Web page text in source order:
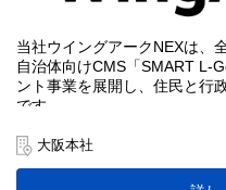
当社ウイングアークNEXは、
自治体向けCMS「SMART L-
ント事業を展開し、住民と行
です。
国が推進する自治体情報シス
が起こる成長市場において、
り組んでいただける自治体向
大阪本社